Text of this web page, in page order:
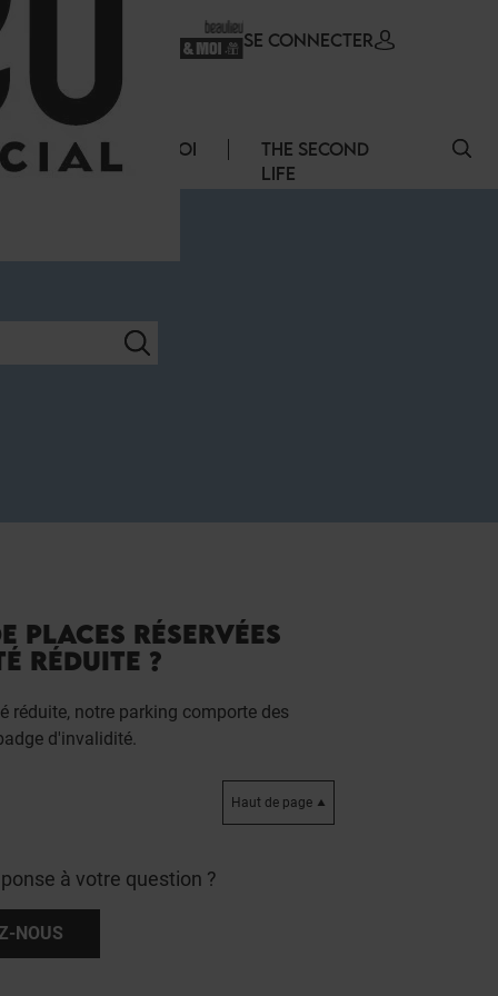
SE CONNECTER
EMPLOI
THE SECOND
LIFE
PLACES RÉSERVÉES
RÉDUITE ?
réduite, notre parking comporte des
d'invalidité.
Haut de page
à votre question ?
NOUS